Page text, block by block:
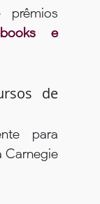
prêmios
e
de
para
Carnegie